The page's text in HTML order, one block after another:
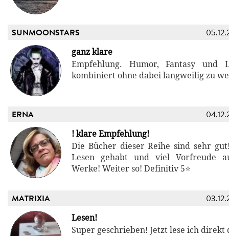
SUNMOONSTARS
ganz klare
Empfehlung. Humor, Fantasy und
kombiniert ohne dabei langweilig zu
ERNA
! klare Empfehlung!
Die Bücher dieser Reihe sind sehr
Lesen gehabt und viel Vorfreude
Werke! Weiter so! Definitiv 5⭐
MATRIXIA
Lesen!
Super geschrieben! Jetzt lese ich direkt